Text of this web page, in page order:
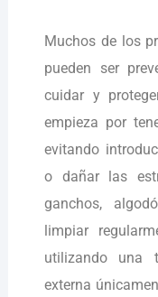
Muchos de los
pueden ser
cuidar y
empieza por
evitando
o dañar las
ganchos,
limpiar
utilizando una
externa